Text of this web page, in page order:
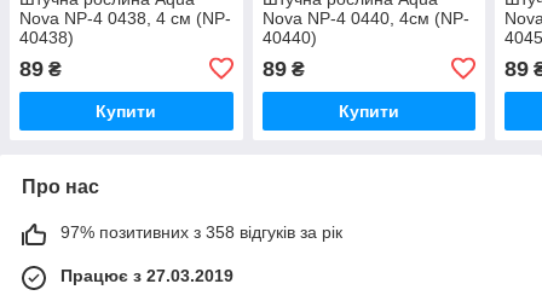
Nova NP-4 0438, 4 см (NP-
40438)
89 ₴
Купити
Nova NP-4 0440, 4см (NP-
40440)
89₴
Купити
89
Про нас
97% позитивних з 358 відгуків за рік
Працює з 27.03.2019